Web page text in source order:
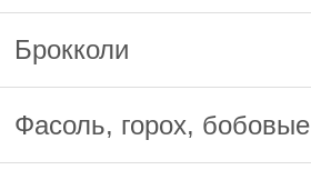
Брокколи
Фасоль, горох, бобовые